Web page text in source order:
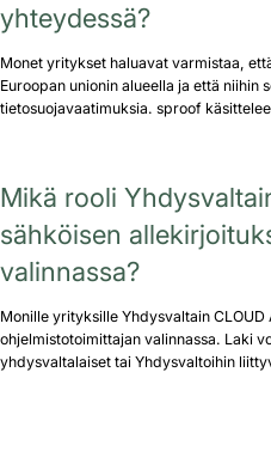
yhteydessä?
Monet yritykset haluavat varmistaa,
Euroopan unionin alueella ja että niihin
tietosuojavaatimuksia. sproof
Mikä rooli
sähköisen
valinnassa?
Monille yrityksille Yhdysvaltain
ohjelmistotoimittajan valinnassa. Laki
yhdysvaltalaiset tai Yhdysvaltoihin